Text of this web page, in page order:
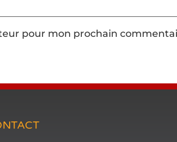
pour mon prochain